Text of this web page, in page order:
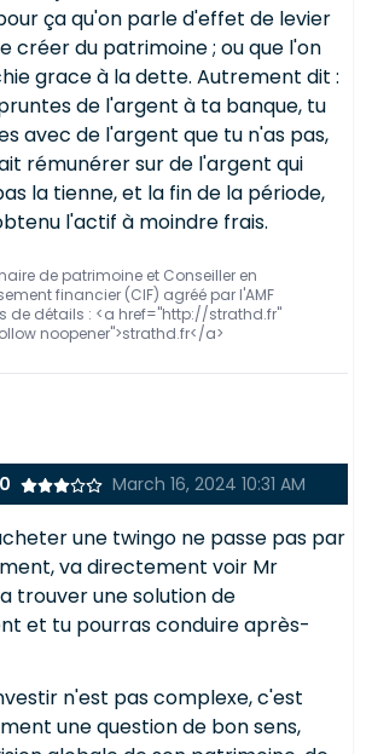
ça qu'on parle d'effet de levier
créer du patrimoine ; ou que l'on
grace à la dette. Autrement dit :
de l'argent à ta banque, tu
avec de l'argent que tu n'as pas,
rémunérer sur de l'argent qui
la tienne, et la fin de la période,
l'actif à moindre frais.
de patrimoine et Conseiller en
financier (CIF) agréé par l'AMF
de détails : <a href="http://strathd.fr"
noopener">strathd.fr</a>
March 16, 2024 10:31 AM
une twingo ne passe pas par
va directement voir Mr
trouver une solution de
et tu pourras conduire après-
n'est pas complexe, c'est
une question de bon sens,